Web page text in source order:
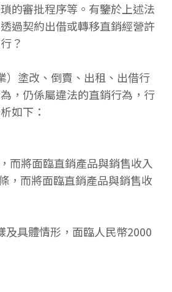
的審批程序等。有鑒於上述法
過契約出借或轉移直銷經營許
？
）塗改、倒賣、出租、出借行
，仍係屬違法的直銷行為，行
如下：
而將面臨直銷產品與銷售收入
，而將面臨直銷產品與銷售收
具體情形，面臨人民幣2000